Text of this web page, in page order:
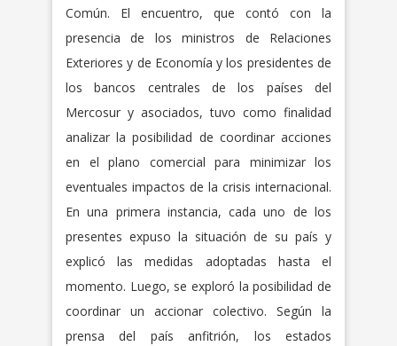
Común. El encuentro, que contó con la
presencia de los ministros de Relaciones
Exteriores y de Economía y los presidentes de
los bancos centrales de los países del
Mercosur y asociados, tuvo como finalidad
analizar la posibilidad de coordinar acciones
en el plano comercial para minimizar los
eventuales impactos de la crisis internacional.
En una primera instancia, cada uno de los
presentes expuso la situación de su país y
explicó las medidas adoptadas hasta el
momento. Luego, se exploró la posibilidad de
coordinar un accionar colectivo. Según la
prensa del país anfitrión, los estados